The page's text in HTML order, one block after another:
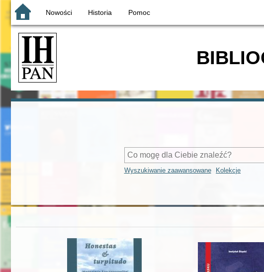
Nowości Historia Pomoc
Wyszukiwanie zaawansowane Kolekcje